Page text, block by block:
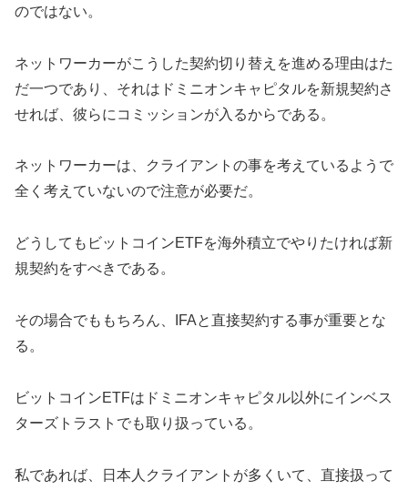
のではない。
ネットワーカーがこうした契約切り替えを進める理由はた
だ一つであり、それはドミニオンキャピタルを新規契約さ
せれば、彼らにコミッションが入るからである。
ネットワーカーは、クライアントの事を考えているようで
全く考えていないので注意が必要だ。
どうしてもビットコインETFを海外積立でやりたければ新
規契約をすべきである。
その場合でももちろん、IFAと直接契約する事が重要とな
る。
ビットコインETFはドミニオンキャピタル以外にインベス
ターズトラストでも取り扱っている。
私であれば、日本人クライアントが多くいて、直接扱って